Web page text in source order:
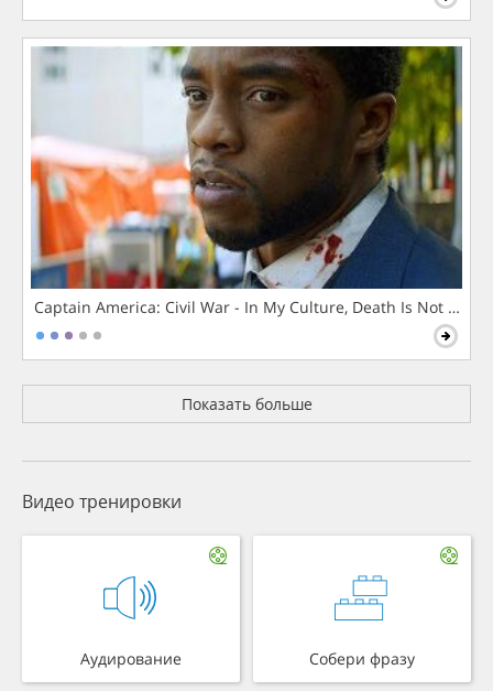
Captain America: Civil War - In My Culture, Death Is Not The
Показать больше
Видео тренировки
Аудирование Собери фразу